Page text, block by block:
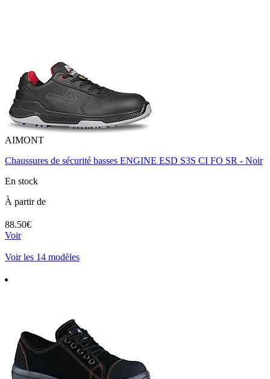
AIMONT
Chaussures de sécurité basses ENGINE ESD S3S CI FO SR - Noir
En stock
À partir de
88.50€
Voir
Voir les 14 modèles